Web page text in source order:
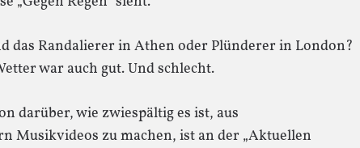
das Randalierer in Athen oder Plünderer in London?
war auch gut. Und schlecht.
darüber, wie zwiespältig es ist, aus
Musikvideos zu machen, ist an der „Aktuellen